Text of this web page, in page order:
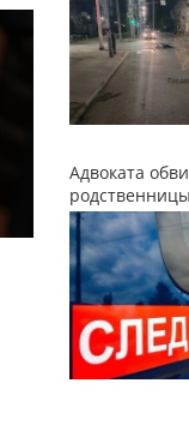
Адвоката